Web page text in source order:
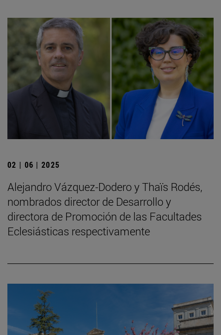
02 | 06 | 2025
Alejandro Vázquez-Dodero y Thaïs Rodés,
nombrados director de Desarrollo y
directora de Promoción de las Facultades
Eclesiásticas respectivamente